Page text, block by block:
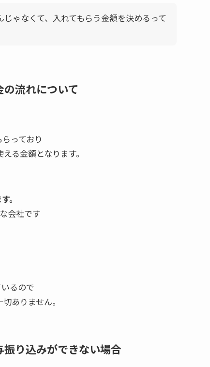
ゃなくて、入れてもらう金額を決めるって
流れについて
っており
る金額となります。
。
会社です
るので
ありません。
り込みができない場合